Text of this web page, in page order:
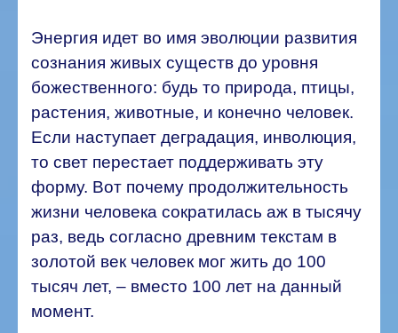
Энергия идет во имя эволюции развития
сознания живых существ до уровня
божественного: будь то природа, птицы,
растения, животные, и конечно человек.
Если наступает деградация, инволюция,
то свет перестает поддерживать эту
форму. Вот почему продолжительность
жизни человека сократилась аж в тысячу
раз, ведь согласно древним текстам в
золотой век человек мог жить до 100
тысяч лет, – вместо 100 лет на данный
момент.